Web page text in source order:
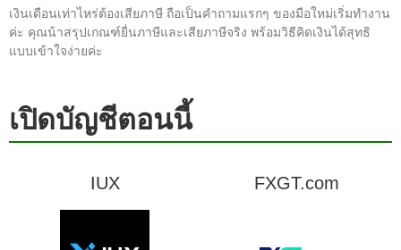
เงินเดือนเท่าไหร่ต้องเสียภาษี ถือเป็นคำถามแรกๆ ของมือใหม่เริ่มทำงาน
ค่ะ คุณน้าสรุปเกณฑ์ยื่นภาษีและเสียภาษีจริง พร้อมวิธีคิดเงินได้สุทธิ
แบบเข้าใจง่ายค่ะ
เปิดบัญชีตอนนี้
IUX FXGT.com